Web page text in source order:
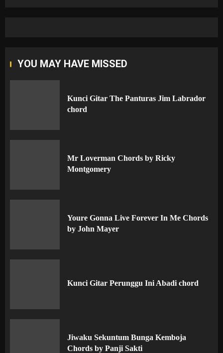
YOU MAY HAVE MISSED
Kunci Gitar The Panturas Jim Labrador
chord
Mr Loverman Chords by Ricky
Montgomery
Youre Gonna Live Forever In Me Chords
by John Mayer
Kunci Gitar Perunggu Ini Abadi chord
Jiwaku Sekuntum Bunga Kemboja
Chords by Panji Sakti